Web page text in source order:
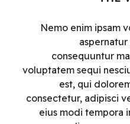
Nemo enim ipsam
consequuntur
voluptatem sequi
est, qui
consectetur, adipisci
eius modi tempora